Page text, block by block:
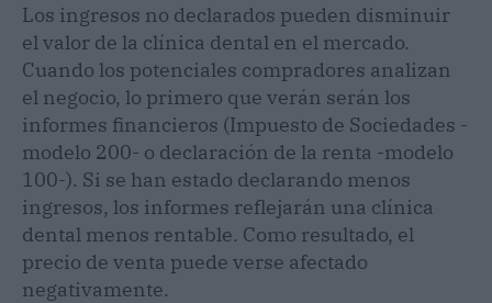
Los ingresos no declarados pueden disminuir
el valor de la clínica dental en el mercado.
Cuando los potenciales compradores analizan
el negocio, lo primero que verán serán los
informes financieros (Impuesto de Sociedades -
modelo 200- o declaración de la renta -modelo
100-). Si se han estado declarando menos
ingresos, los informes reflejarán una clínica
dental menos rentable. Como resultado, el
precio de venta puede verse afectado
negativamente.